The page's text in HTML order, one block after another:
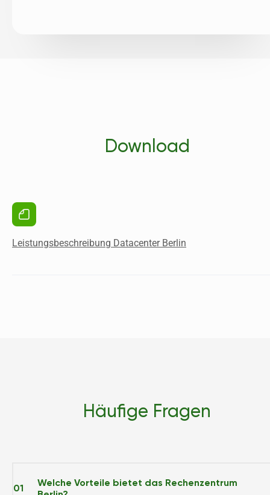
Download
Leistungsbeschreibung Datacenter Berlin
Häufige Fragen
01
Welche Vorteile bietet das Rechenzentrum